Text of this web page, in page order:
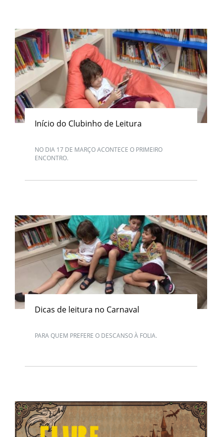
Início do Clubinho de Leitura
NO DIA 17 DE MARÇO ACONTECE O PRIMEIRO
ENCONTRO.
Dicas de leitura no Carnaval
PARA QUEM PREFERE O DESCANSO À FOLIA.